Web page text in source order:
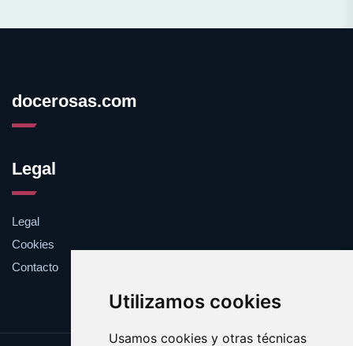
Utilizamos cookies
Usamos cookies y otras técnicas
docerosas.com
Legal
Legal
Cookies
Contacto